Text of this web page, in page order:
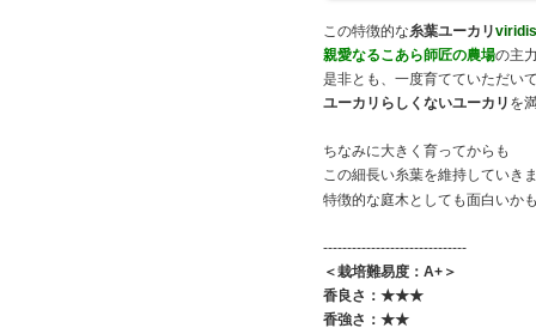
この特徴的な糸葉ユーカリviridis
親愛なるこあら師匠の農場の主
是非とも、一度育てていただい
ユーカリらしくないユーカリ を
ちなみに大きく育ってからも
この細長い糸葉を維持していき
特徴的な庭木としても面白いか
------------------------------
＜栽培難易度：A+＞
香良さ：★★★
香強さ：★★